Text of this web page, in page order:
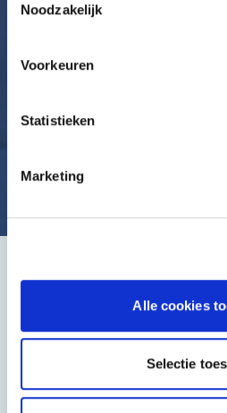
Noodzakelijk
Voorkeuren
Statistieken
Marketing
Alle cookies
Selectie
Het beste, de